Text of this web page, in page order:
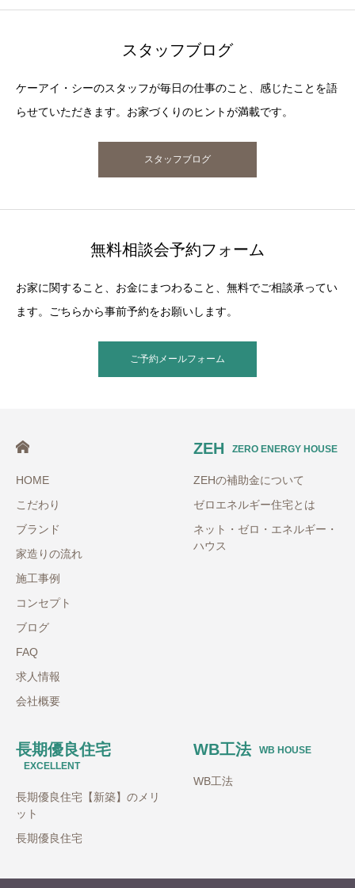
スタッフブログ
ケーアイ・シーのスタッフが毎日の仕事のこと、感じたことを語
らせていただきます。お家づくりのヒントが満載です。
スタッフブログ
無料相談会予約フォーム
お家に関すること、お金にまつわること、無料でご相談承ってい
ます。ごちらから事前予約をお願いします。
ご予約メールフォーム
HOME
こだわり
ブランド
家造りの流れ
施工事例
コンセプト
ブログ
FAQ
求人情報
会社概要
ZEH ZERO ENERGY HOUSE
ZEHの補助金について
ゼロエネルギー住宅とは
ネット・ゼロ・エネルギー・
ハウス
長期優良住宅
EXCELLENT
長期優良住宅【新築】のメリ
ット
長期優良住宅
WB工法 WB HOUSE
WB工法